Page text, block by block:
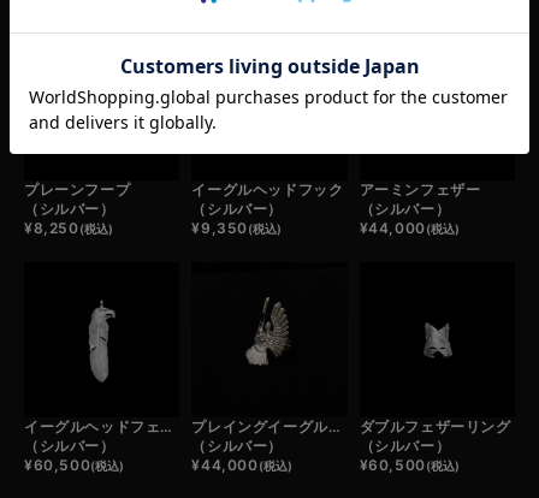
プレーンフープ
（シルバー）
¥8,250(税込)
イーグルヘッドフック
（シルバー）
¥9,350(税込)
アーミンフェザー
（シルバー）
¥44,000(税込)
イーグルヘッドフェザー
（シルバー）
¥60,500(税込)
プレイングイーグルリング
（シルバー）
¥44,000(税込)
ダブルフェザーリング
（シルバー）
¥60,500(税込)